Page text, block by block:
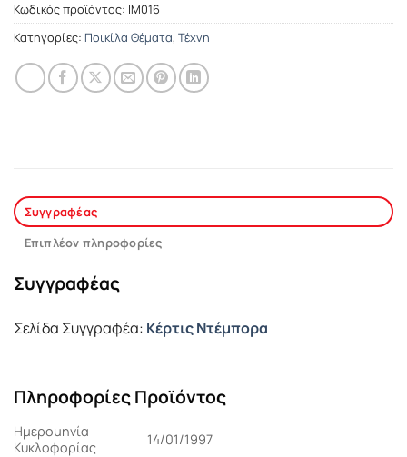
Κωδικός προϊόντος: ΙΜ016
Κατηγορίες: Ποικίλα Θέματα, Τέχνη
Συγγραφέας
Επιπλέον πληροφορίες
Συγγραφέας
Σελίδα Συγγραφέα: Κέρτις Ντέμπορα
Πληροφορίες Προϊόντος
Ημερομηνία
Κυκλοφορίας
14/01/1997